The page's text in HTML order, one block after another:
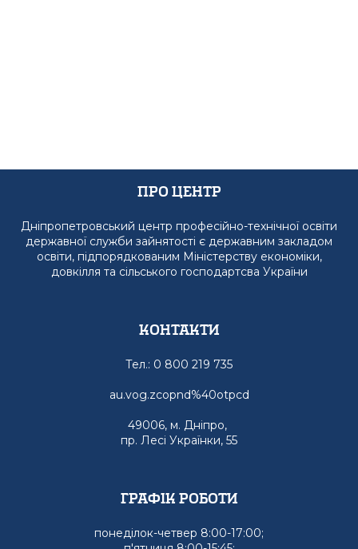
Про Центр
Дніпропетровський центр професійно-технічної освіти
державної служби зайнятості є державним закладом
освіти, підпорядкованим Міністерству економіки,
довкілля та сільського господартсва України
Контакти
Тел.: 0 800 219 735
au.vog.zcopnd%40otpcd
49006, м. Дніпро,
пр. Лесі Українки, 55
графік роботи
понеділок-четвер 8:00-17:00;